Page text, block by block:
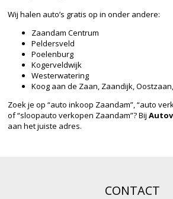
Wij halen auto’s gratis op in onder andere:
Zaandam Centrum
Peldersveld
Poelenburg
Kogerveldwijk
Westerwatering
Koog aan de Zaan, Zaandijk,
Zoek je op “auto inkoop Zaandam”, “auto
of “sloopauto verkopen Zaandam”? Bij
aan het juiste adres.
CONTACT